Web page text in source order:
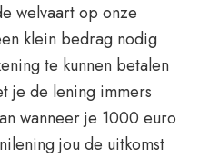
welvaart op onze
klein bedrag nodig
te kunnen betalen
je de lening immers
wanneer je 1000 euro
jou de uitkomst